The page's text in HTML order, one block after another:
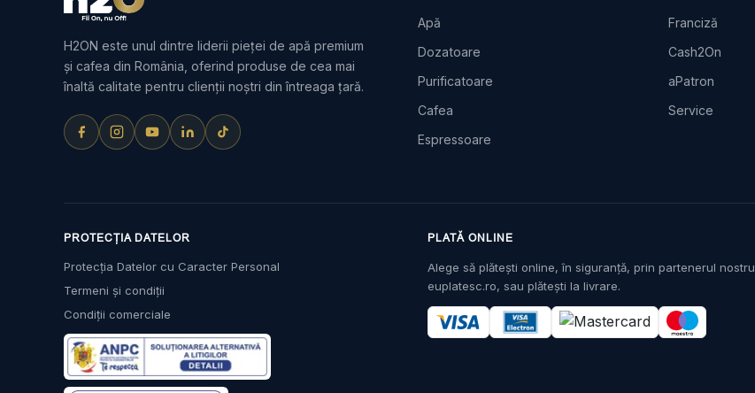
H2ON este unul dintre liderii pieței de apă premium
și cafea din România, oferind produse de cea mai
înaltă calitate pentru clienții noștri din întreaga țară.
Apă
Dozatoare
Purificatoare
Cafea
Espressoare
Franciză
Cash2On
aPatron
Service
PROTECȚIA DATELOR
Protecția Datelor cu Caracter Personal
Termeni și condiții
Condiții comerciale
PLATĂ ONLINE
Alege să plătești online, în siguranță, prin partenerul nostru
euplatesc.ro, sau plătești la livrare.